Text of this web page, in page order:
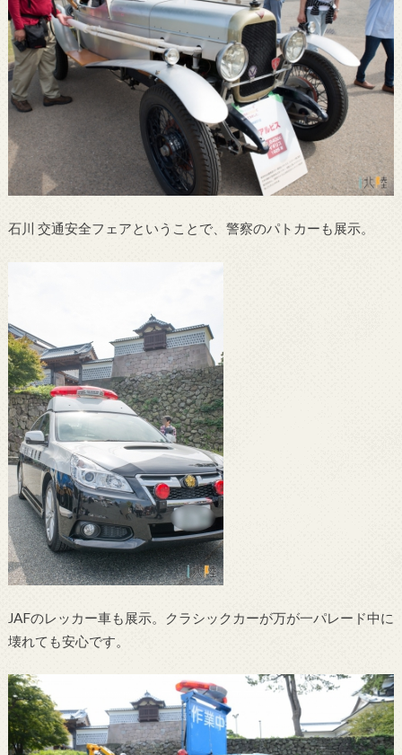
石川 交通安全フェアということで、警察のパトカーも展示。
JAFのレッカー車も展示。クラシックカーが万が一パレード中に
壊れても安心です。